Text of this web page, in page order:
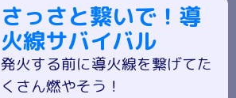
さっさと繋いで！導
火線サバイバル
発火する前に導火線を繋げてた
くさん燃やそう！